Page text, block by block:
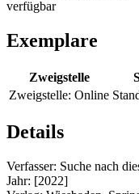
verfügbar
Exemplare
Zweigstelle
Zweigstelle: Online
Details
Verfasser: Suche nach
Jahr: [2022]